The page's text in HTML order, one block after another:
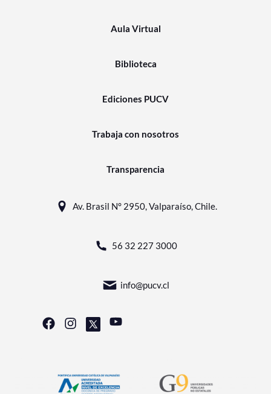
Aula Virtual
Biblioteca
Ediciones PUCV
Trabaja con nosotros
Transparencia
Av. Brasil N° 2950, Valparaíso, Chile.
56 32 227 3000
info@pucv.cl